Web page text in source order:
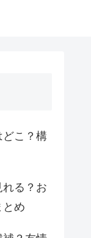
どこ？構
る？お
とめ